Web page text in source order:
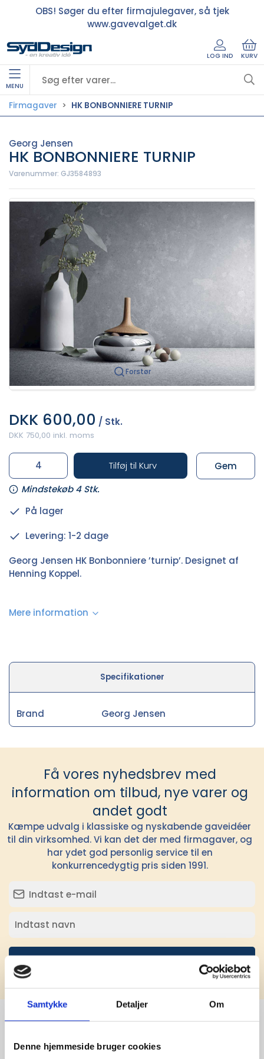
Samtykke Detaljer Om
Denne hjemmeside bruger cookies
OBS! Søger du efter firmajulegaver, så tjek
www.gavevalget.dk
LOG IND KURV
MENU
Firmagaver HK BONBONNIERE TURNIP
Georg Jensen
HK BONBONNIERE TURNIP
Varenummer: GJ3584893
Forstør
DKK 600,00 / Stk.
DKK 750,00 inkl. moms
Tilføj til Kurv
Mindstekøb 4 Stk.
Gem
På lager
Levering: 1-2 dage
Georg Jensen HK Bonbonniere ’turnip’. Designet af
Henning Koppel.
Mere information
Specifikationer
Brand Georg Jensen
Få vores nyhedsbrev med
information om tilbud, nye varer og
andet godt
Kæmpe udvalg i klassiske og nyskabende gaveidéer
til din virksomhed. Vi kan det der med firmagaver, og
har ydet god personlig service til en
konkurrencedygtig pris siden 1991.
Tilmeld
Stærke